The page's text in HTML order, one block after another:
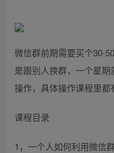
微信群前期需要买个30-
是跟别人换群，一个星
操作，具体操作课程里都
课程目录
1，一个人如何利用微信